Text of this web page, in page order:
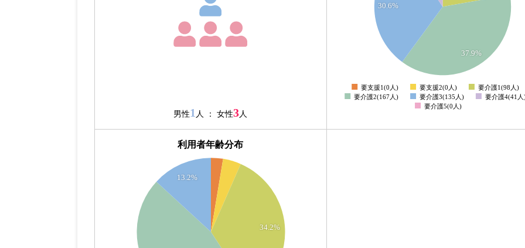
男性1 人 ： 女性3 人
37.9%
30.6%
0
要支援1(0人) 要支援2(0人)
要介護1(98人)
要介護2(167人)
要介護3(135人)
要介護4(41
要介護5(0人)
利用者年齢分布
34.2%
13.2%